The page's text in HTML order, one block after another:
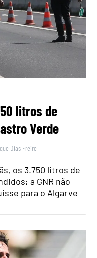
litros de
Verde
Dias Freire
os 3.750 litros de
a GNR não
para o Algarve